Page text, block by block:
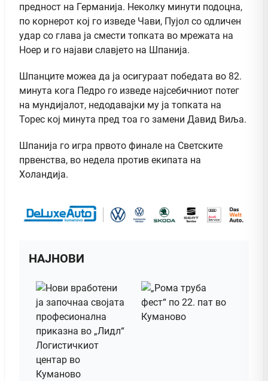
предност на Германија. Неколку минути подоцна,
по корнерот кој го изведе Чави, Пујол со одличен
удар со глава ја смести топката во мрежата на
Ноер и го најави славјето на Шпанија.
Шпанците можеа да ја осигураат победата во 82.
минута кога Педро го изведе најсебичниот потег
на мундијалот, недодавајки му ја топката на
Торес кој минута пред тоа го замени Давид Виља.
Шпанија го игра првото финале на Светските
првенства, во недела против екипата на
Холандија.
НАЈНОВИ